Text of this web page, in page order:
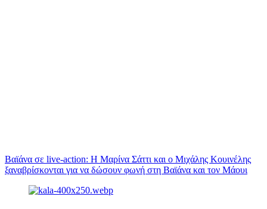
Βαϊάνα σε live-action: Η Μαρίνα Σάττι και ο Μιχάλης Κουινέλης
ξαναβρίσκονται για να δώσουν φωνή στη Βαϊάνα και τον Μάουι